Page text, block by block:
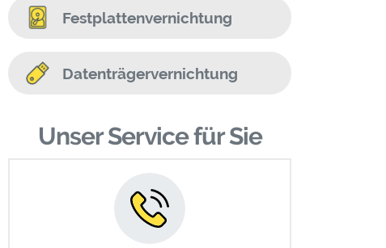
Festplattenvernichtung
Datenträgervernichtung
Unser Service für Sie